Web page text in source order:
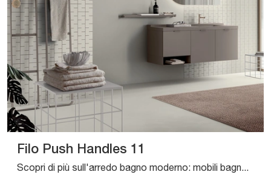
Filo Push Handles 11
Scopri di più sull'arredo bagno moderno: mobili bagno sospesi in laccato opaco come il modello Filo Push Handles 11 di Artesi ti attendono.